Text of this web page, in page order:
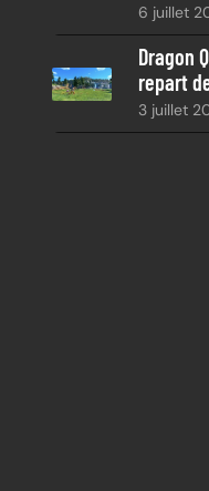
6 juillet
Dragon
repart
3 juillet